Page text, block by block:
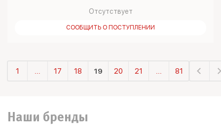
Отсутствует
СООБЩИТЬ О ПОСТУПЛЕНИИ
1 ... 17 18 19 20 21 ... 81
Наши бренды